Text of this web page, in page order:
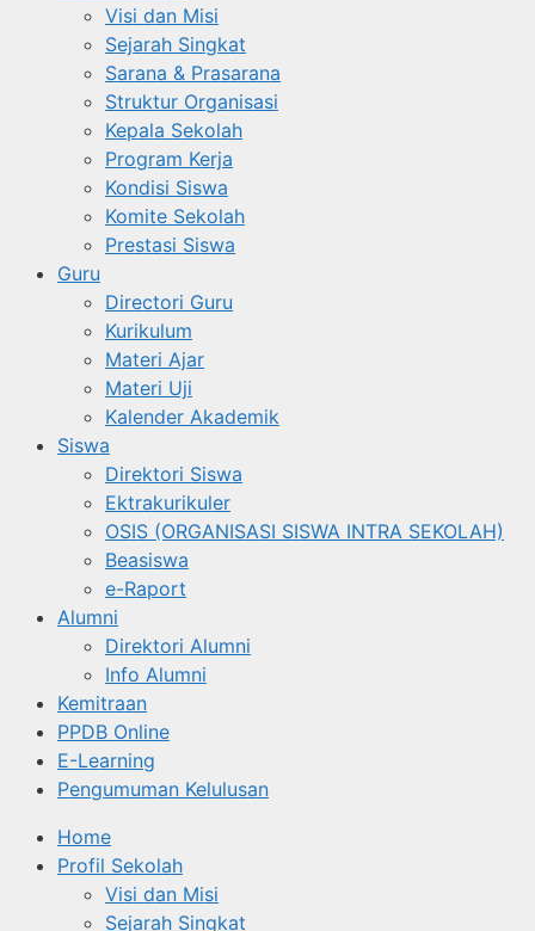
Visi dan Misi
Sejarah Singkat
Sarana & Prasarana
Struktur Organisasi
Kepala Sekolah
Program Kerja
Kondisi Siswa
Komite Sekolah
Prestasi Siswa
Guru
Directori Guru
Kurikulum
Materi Ajar
Materi Uji
Kalender Akademik
Siswa
Direktori Siswa
Ektrakurikuler
OSIS (ORGANISASI SISWA INTRA SEKOLAH)
Beasiswa
e-Raport
Alumni
Direktori Alumni
Info Alumni
Kemitraan
PPDB Online
E-Learning
Pengumuman Kelulusan
Home
Profil Sekolah
Visi dan Misi
Sejarah Singkat